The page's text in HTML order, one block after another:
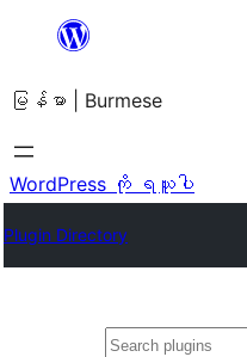
အကြောင်းအရာ
ကျော်သွား
ရန်
မြန်မာ | Burmese
WordPress ကို ရယူပါ
Plugin Directory
ရှာ